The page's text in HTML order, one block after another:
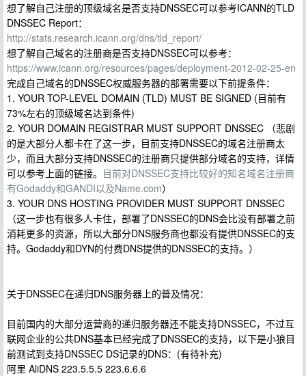
想了解自己注册的顶级域名是否支持DNSSEC可以参考ICANN的TLD
DNSSEC Report：
http://stats.research.icann.org/dns/tld_report/
想了解自己域名的注册商是否支持DNSSEC可以参考：
https://www.icann.org/resources/pages/deployment-2012-02-25-en
完成自己域名的DNSSEC权威服务器的部署需要以下前提条件：
1. YOUR TOP-LEVEL DOMAIN (TLD) MUST BE SIGNED (目前有
73%左右的顶级域名达到条件)
2. YOUR DOMAIN REGISTRAR MUST SUPPORT DNSSEC （悲剧
的是大部分人都卡在了这一步，目前支持DNSSEC的域名注册商太
少，而且大部分支持DNSSEC的注册商只提供部分域名的支持，详情
可以参考上面的链接。 目前对DNSSEC支持比较好的知名域名注册商
有Godaddy和GANDI以及Name.com）
3. YOUR DNS HOSTING PROVIDER MUST SUPPORT DNSSEC
（这一步也有很多人卡住，部署了DNSSEC的DNS会比没有部署之前
消耗更多的资源，所以大部分DNS服务商也都没有提供DNSSEC的支
持。Godaddy和DYN的付费DNS提供的DNSSEC的支持。）
关于DNSSEC在递归DNS服务器上的普及情况：
目前国内的大部分运营商的递归服务器还不能支持DNSSEC，不过互
联网企业的公共DNS基本已经完成了DNSSEC的支持，以下是小狼目
前测试到支持DNSSEC DS记录的DNS：(有待补充)
阿里 AliDNS 223.5.5.5 223.6.6.6